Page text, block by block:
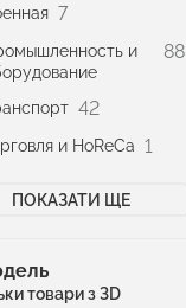
7
и
88
42
и HoReCa 1
ПОКАЗАТИ ЩЕ
товари з 3D